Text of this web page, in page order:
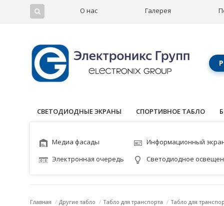
О нас Галерея
СВЕТОДИОДНЫЕ ЭКРАНЫ СПОРТИВНОЕ ТАБЛО
Медиа фасады
Информационный
Электронная очередь
Светодиодное
Главная / Другие табло / Табло для транспорта / Табло для